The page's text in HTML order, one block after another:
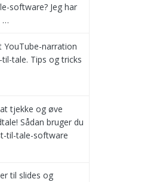
software? Jeg har
…
YouTube-narration
tale. Tips og tricks
tjekke og øve
Sådan bruger du
til-tale-software
til slides og